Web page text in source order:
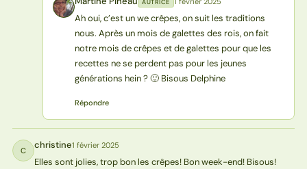
MP AUTRICE
Ah oui, c’est un we crêpes, on suit les traditions
nous. Après un mois de galettes des rois, on fait
notre mois de crêpes et de galettes pour que les
recettes ne se perdent pas pour les jeunes
générations hein ? 🙂 Bisous Delphine
Répondre
C christine1 février 2025
Elles sont jolies, trop bon les crêpes! Bon week-end! Bisous!